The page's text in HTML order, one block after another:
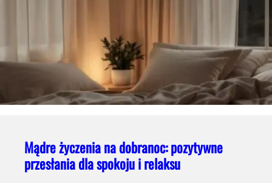
Mądre życzenia na dobranoc: pozytywne
przesłania dla spokoju i relaksu